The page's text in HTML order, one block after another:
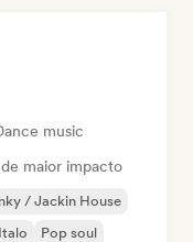
music
maior impacto
/ Jackin House
Pop soul